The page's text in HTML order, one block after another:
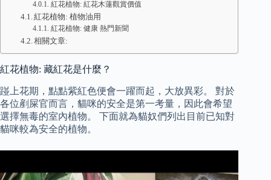
紅花植物: 紅花木蓮觀賞價值
紅花植物: 植物油用
紅花植物: 健康 熱門新聞
相關文章:
紅花植物: 藏紅花是什麼？
踫上花期，點點紫紅色便會一躍而起，大放異彩。 對於
各位剷屎官而言，貓咪的安全是第一考量，因此會希望
選擇無毒的室內植物。 下面就為貓奴們列出目前已知對
貓咪較為安全的植物。